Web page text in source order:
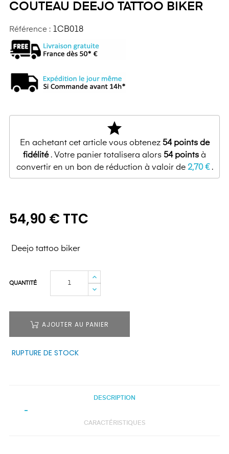
COUTEAU DEEJO TATTOO BIKER
Référence : 1CB018
star
En achetant cet article vous obtenez 54points de
fidélité. Votre panier totalisera alors 54points à
convertir en un bon de réduction à valoir de 2,70 €.
54,90 € TTC
Deejo tattoo biker
QUANTITÉ
AJOUTER AU PANIER
RUPTURE DE STOCK
DESCRIPTION
CARACTÉRISTIQUES